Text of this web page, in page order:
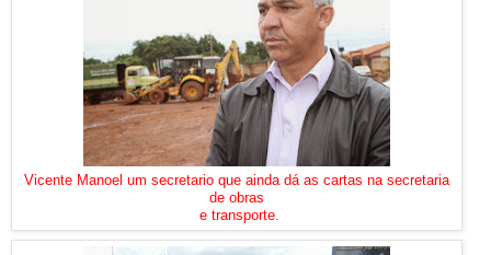
Vicente Manoel um secretario que ainda dá as cartas na secretaria
de obras
e transporte.